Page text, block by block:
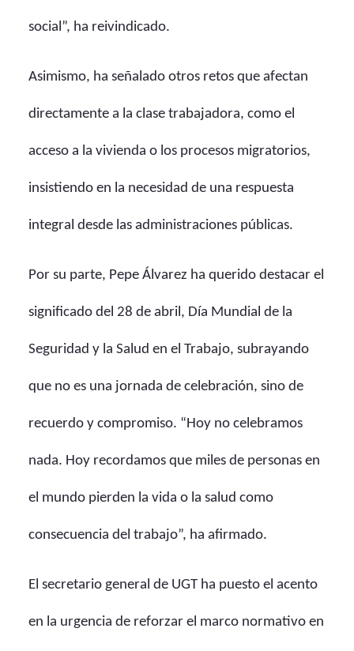
social”, ha reivindicado.
Asimismo, ha señalado otros retos que afectan
directamente a la clase trabajadora, como el
acceso a la vivienda o los procesos migratorios,
insistiendo en la necesidad de una respuesta
integral desde las administraciones públicas.
Por su parte, Pepe Álvarez ha querido destacar el
significado del 28 de abril, Día Mundial de la
Seguridad y la Salud en el Trabajo, subrayando
que no es una jornada de celebración, sino de
recuerdo y compromiso. “Hoy no celebramos
nada. Hoy recordamos que miles de personas en
el mundo pierden la vida o la salud como
consecuencia del trabajo”, ha afirmado.
El secretario general de UGT ha puesto el acento
en la urgencia de reforzar el marco normativo en